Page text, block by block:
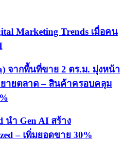
Marketing Trends เมื่อคน
จากพื้นที่ขาย 2 ตร.ม. มุ่งหน้า
ายตลาด – สินค้าครอบคลุม
นำ Gen AI สร้าง
– เพิ่มยอดขาย 30%